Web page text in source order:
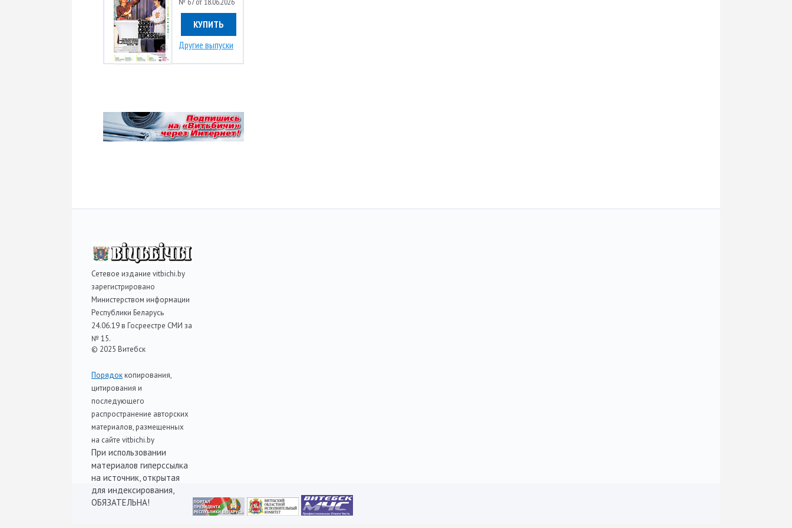
КУПИТЬ
Другие выпуски
Сетевое издание vitbichi.by
зарегистрировано
Министерством информации
Республики Беларусь
24.06.19 в Госреестре СМИ за
№ 15.
© 2025 Витебск
Порядоккопирования,
цитирования и
последующего
распространение авторских
материалов, размещенных
на сайте vitbichi.by
При использовании
материалов гиперссылка
на источник, открытая
для индексирования,
ОБЯЗАТЕЛЬНА!